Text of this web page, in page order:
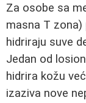
Za osobe sa
masna T
hidriraju suve
Jedan od
hidrira kožu
izaziva nove